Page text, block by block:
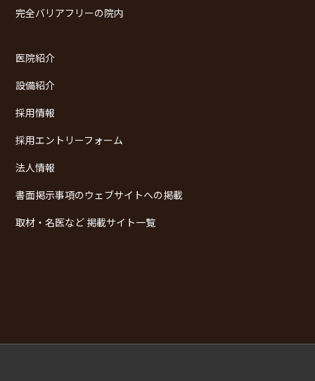
完全バリアフリーの院内
医院紹介
設備紹介
採用情報
採用エントリーフォーム
法人情報
書面掲示事項のウェブサイトへの掲載
取材・名医など 掲載サイト一覧